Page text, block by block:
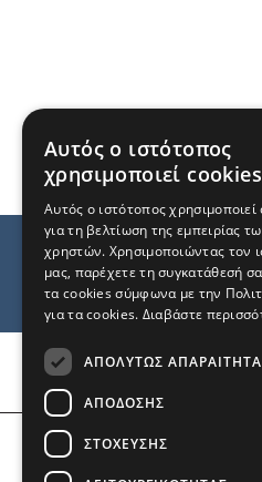
Αριθμός
Αυτός ο ιστότοπος
χρησιμοποιεί cookies
Αυτός ο ιστότοπος
για τη βελτίωση της εμπειρίας
χρηστών. Χρησιμοποιώντας τον
μας, παρέχετε τη συγκατάθεσή
τα cookies σύμφωνα με την
για τα cookies. Διαβάστε
ΑΠΟΛΎΤΩΣ ΑΠΑΡΑΊΤΗΤΑ
ΑΠΌΔΟΣΗΣ
ΣΤΌΧΕΥΣΗΣ